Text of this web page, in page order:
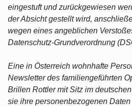
eingestuft und zurückgewiesen
der Absicht gestellt wird,
wegen eines angeblichen
Datenschutz-Grundverordnung
Eine in Österreich wohnhafte
Newsletter des familiengeführten
Brillen Rottler mit Sitz im
sie ihre personenbezogenen